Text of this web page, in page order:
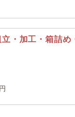
・加工・箱詰め